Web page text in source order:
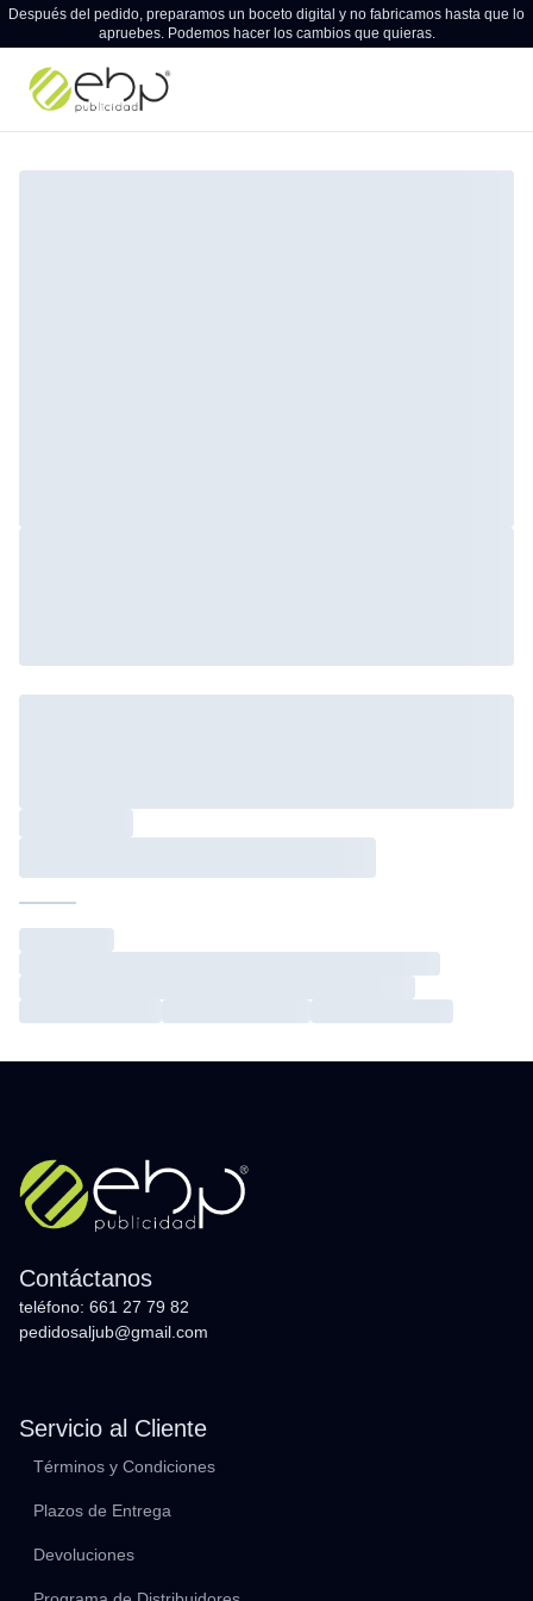
Después del pedido, preparamos un boceto digital y no fabricamos hasta que lo
apruebes. Podemos hacer los cambios que quieras.
Contáctanos
teléfono: 661 27 79 82
pedidosaljub@gmail.com
Servicio al Cliente
Términos y Condiciones
Plazos de Entrega
Devoluciones